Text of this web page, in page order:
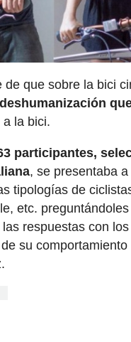
que sobre la bici
deshumanización
la bici.
participantes,
, se presentaba a
tipologías de
etc. preguntándoles
respuestas con
su comportamiento